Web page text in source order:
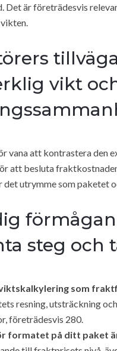
Det är företrädesvis
vikt
vana att kontrastera den
att besluta
det utrymme som paketet
steg och
som
resning, utsträckning
företrädesvis 280.
formatet på ditt paket